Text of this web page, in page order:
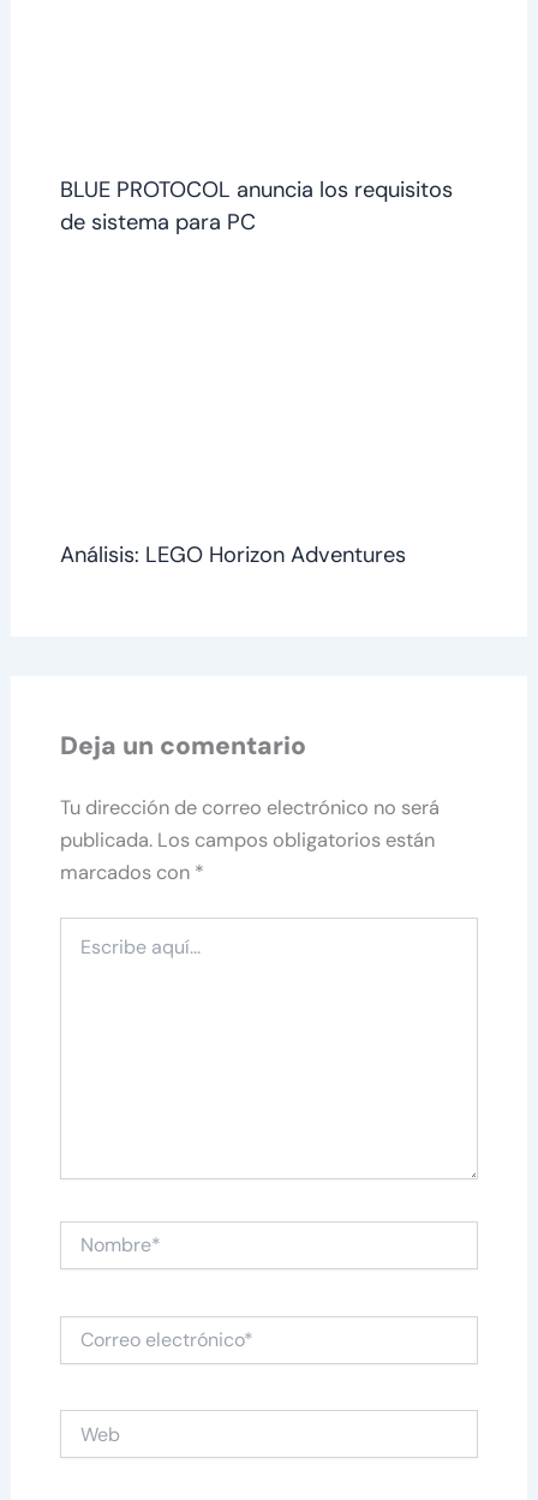
BLUE PROTOCOL anuncia los requisitos
de sistema para PC
Análisis: LEGO Horizon Adventures
Deja un comentario
Tu dirección de correo electrónico no será
publicada. Los campos obligatorios están
marcados con *
aquí...
Nombre*
Correo
electrónico*